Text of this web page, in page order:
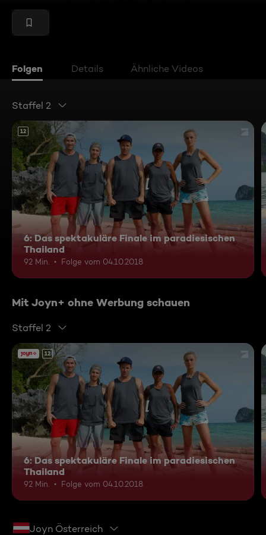
Folgen Details Ähnliche Videos
Staffel 2
12
6: Das spektakuläre Finale im paradiesischen
Thailand
92 Min. Folge vom 04.10.2018
Mit Joyn+ ohne Werbung schauen
Staffel 2
12
6: Das spektakuläre Finale im paradiesischen
Thailand
92 Min. Folge vom 04.10.2018
Joyn Österreich